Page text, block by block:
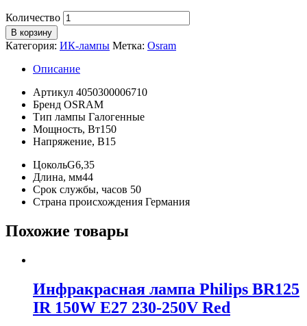
Количество
В корзину
Категория: ИК-лампы Метка: Osram
Описание
Артикул 4050300006710
Бренд OSRAM
Тип лампы Галогенные
Мощность, Вт150
Напряжение, В15
ЦокольG6,35
Длина, мм44
Срок службы, часов 50
Страна происхождения Германия
Похожие товары
Инфракрасная лампа Philips BR125
IR 150W E27 230-250V Red